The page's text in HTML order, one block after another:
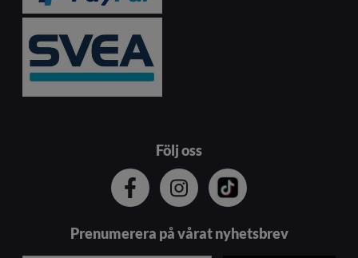
Följ oss
Prenumerera på vårat nyhetsbrev